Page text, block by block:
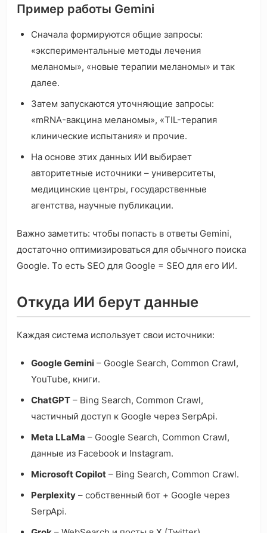
Пример работы Gemini
Сначала формируются общие запросы:
«экспериментальные методы лечения
меланомы», «новые терапии меланомы» и так
далее.
Затем запускаются уточняющие запросы:
«mRNA-вакцина меланомы», «TIL-терапия
клинические испытания» и прочие.
На основе этих данных ИИ выбирает
авторитетные источники – университеты,
медицинские центры, государственные
агентства, научные публикации.
Важно заметить: чтобы попасть в ответы Gemini,
достаточно оптимизироваться для обычного поиска
Google. То есть SEO для Google = SEO для его ИИ.
Откуда ИИ берут данные
Каждая система использует свои источники:
Google Gemini – Google Search, Common Crawl,
YouTube, книги.
ChatGPT – Bing Search, Common Crawl,
частичный доступ к Google через SerpApi.
Meta LLaMa – Google Search, Common Crawl,
данные из Facebook и Instagram.
Microsoft Copilot – Bing Search, Common Crawl.
Perplexity – собственный бот + Google через
SerpApi.